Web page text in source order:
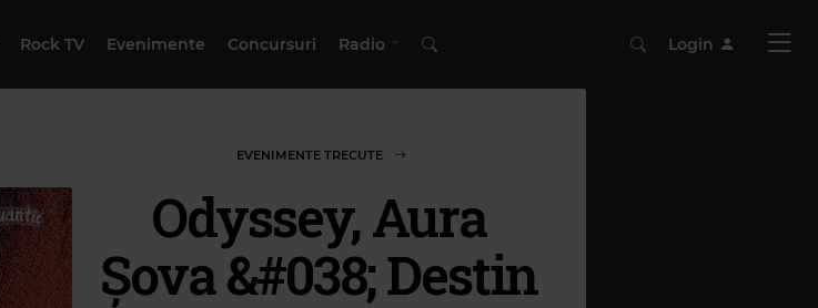
Rock TV Evenimente Concursuri Radio Login
EVENIMENTE TRECUTE
Odyssey, Aura
Şova &#038; Destin